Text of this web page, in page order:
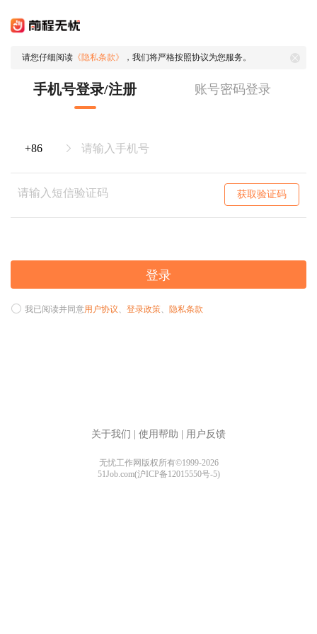
请您仔细阅读 《隐私条款》 ，我们将严格按照协议为您服务。
手机号登录/注册 账号密码登录
获取验证码
登录
我已阅读并同意用户协议、 登录政策、 隐私条款
关于我们 使用帮助 用户反馈
无忧工作网版权所有©1999-2026
51Job.com(沪ICP备12015550号-5)